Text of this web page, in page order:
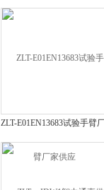
ZLT-E01EN13683试验手臂
家供应